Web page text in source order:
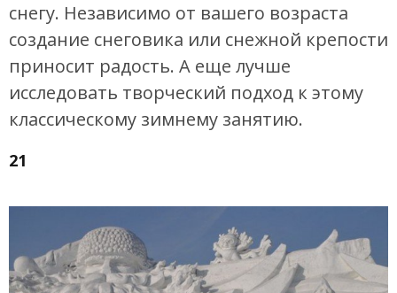
снегу. Независимо от вашего возраста
создание снеговика или снежной крепости
приносит радость. А еще лучше
исследовать творческий подход к этому
классическому зимнему занятию.
21